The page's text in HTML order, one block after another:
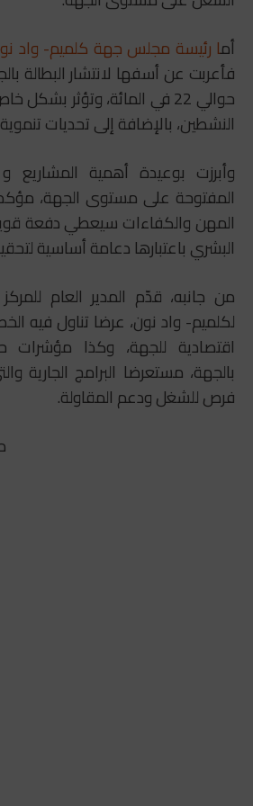
أما رئيسة مجلس جهة كلميم- واد
فأعربت عن أسفها لانتشار البطالة
حوالي 22 في المائة، وتؤثر
النشطين، بالإضافة إلى تحديات
وأبرزت بوعيدة أهمية المشاريع و
المفتوحة على مستوى الجهة،
المهن والكفاءات سيعطي دفعة
البشري باعتبارها دعامة أساسية
من جانبه، قدّم المدير العام
لكلميم- واد نون، عرضا تناول فيه
اقتصادية للجهة، وكذا مؤشرات
بالجهة، مستعرضا البرامج الجارية
فرص للشغل ودعم المقاولة.